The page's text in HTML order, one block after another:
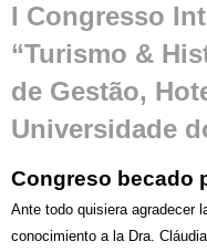
I Congresso
“Turismo &
de Gestão,
Universidade
Congreso becado
Ante todo quisiera agradecer
conocimiento a la Dra.